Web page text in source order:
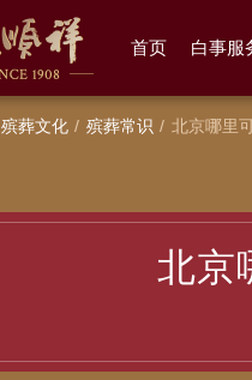
首页 白事服
殡葬文化 殡葬常识 北京哪里
北京